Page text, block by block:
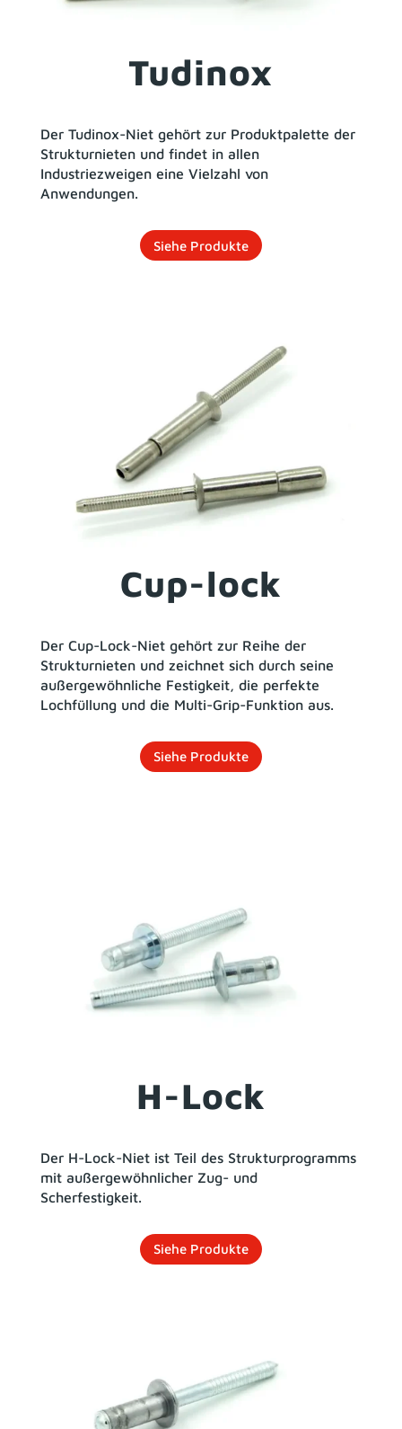
Tudinox
Der Tudinox-Niet gehört zur Produktpalette der
Strukturnieten und findet in allen
Industriezweigen eine Vielzahl von
Anwendungen.
Siehe Produkte
Cup-lock
Der Cup-Lock-Niet gehört zur Reihe der
Strukturnieten und zeichnet sich durch seine
außergewöhnliche Festigkeit, die perfekte
Lochfüllung und die Multi-Grip-Funktion aus.
Siehe Produkte
H-Lock
Der H-Lock-Niet ist Teil des Strukturprogramms
mit außergewöhnlicher Zug- und
Scherfestigkeit.
Siehe Produkte